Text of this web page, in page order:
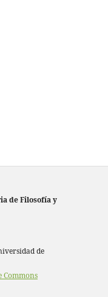
de Filosofía y
de
Commons